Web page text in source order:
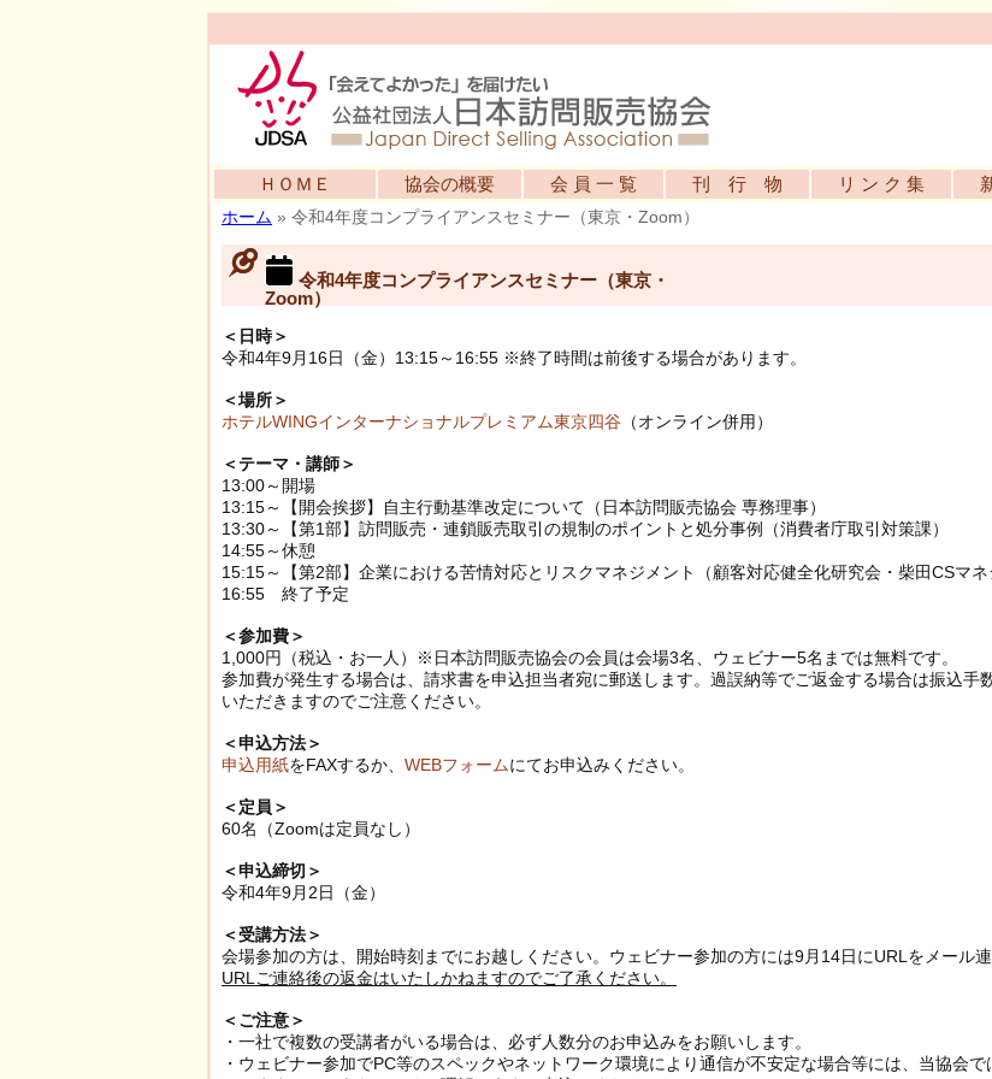
ＨＯＭＥ 協会の概要 会 員 一 覧 刊 行 物 リ ン ク 集
ホーム » 令和4年度コンプライアンスセミナー（東京・Zoom）
令和4年度コンプライアンスセミナー（東京・
Zoom）
＜日時＞
令和4年9月16日（金）13:15～16:55 ※終了時間は前後する場合があります。
＜場所＞
ホテルWINGインターナショナルプレミアム東京四谷 （オンライン併用）
＜テーマ・講師＞
13:00～開場
13:15～【開会挨拶】自主行動基準改定について（日本訪問販売協会 専務理事）
13:30～【第1部】訪問販売・連鎖販売取引の規制のポイントと処分事例（消費者庁取引対策課）
14:55～休憩
15:15～【第2部】企業における苦情対応とリスクマネジメント（顧客対応健全化研究会・柴田CSマネ
16:55 終了予定
＜参加費＞
1,000円（税込・お一人）※日本訪問販売協会の会員は会場3名、ウェビナー5名までは無料です。
参加費が発生する場合は、請求書を申込担当者宛に郵送します。過誤納等でご返金する場合は振込手
いただきますのでご注意ください。
＜申込方法＞
申込用紙をFAXするか、 WEBフォームにてお申込みください。
＜定員＞
60名（Zoomは定員なし）
＜申込締切＞
令和4年9月2日（金）
＜受講方法＞
会場参加の方は、開始時刻までにお越しください。ウェビナー参加の方には9月14日にURLをメール連
URLご連絡後の返金はいたしかねますのでご了承ください。
＜ご注意＞
・一社で複数の受講者がいる場合は、必ず人数分のお申込みをお願いします。
・ウェビナー参加でPC等のスペックやネットワーク環境により通信が不安定な場合等には、当協会で